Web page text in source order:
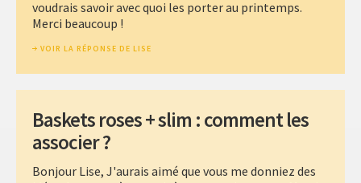
voudrais savoir avec quoi les porter au printemps.
Merci beaucoup !
VOIR LA RÉPONSE DE LISE
Baskets roses + slim : comment les
associer ?
Bonjour Lise, J'aurais aimé que vous me donniez des